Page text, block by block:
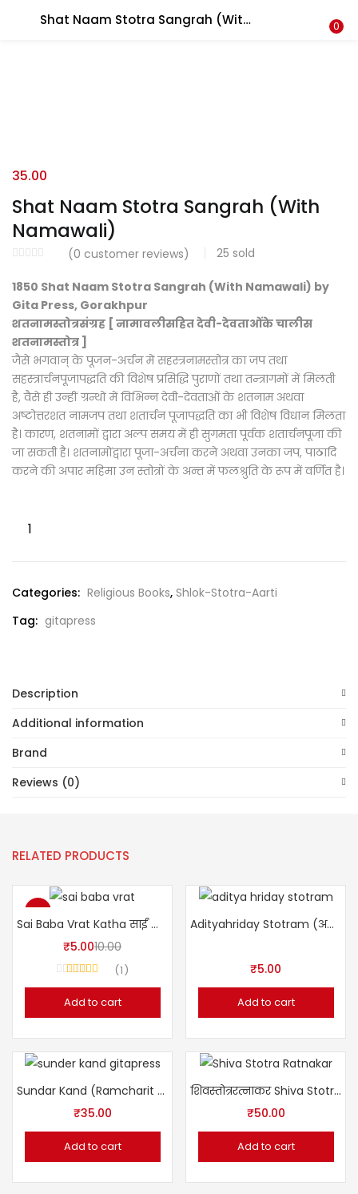
Shat Naam Stotra Sangrah (With Namawali) 0
Shat Naam Stotra Sangrah (With
Namawali)
(0 customer reviews) 25 sold
35.00
1850 Shat Naam Stotra Sangrah (With Namawali) by
Gita Press, Gorakhpur
शतनामस्तोत्रसंग्रह [ नामावलीसहित देवी-देवताओंके चालीस
शतनामस्तोत्र ]
जैसे भगवान्‌ के पूजन-अर्चन में सहस्त्रनामस्तोत्र का जप तथा
सहस्त्रार्चनपूजापद्धति की विशेष प्रसिद्धि पुराणों तथा तन्त्रागमों में मिलती
है, वैसे ही उन्हीं ग्रन्थों में विभिन्न देवी-देवताओं के शतनाम अथवा
अष्टोत्तरशत नामजप तथा शतार्चन पूजापद्धति का भी विशेष विधान मिलता
है। कारण, शतनामों द्वारा अल्प समय में ही सुगमता पूर्वक शतार्चनपूजा की
जा सकती है। शतनामोंद्वारा पूजा-अर्चना करने अथवा उनका जप, पाठादि
करने की अपार महिमा उन स्तोत्रों के अन्त में फलश्रुति के रूप में वर्णित है।
Categories: Religious Books, Shlok-Stotra-Aarti
Tag: gitapress
Description
Additional information
Brand
Reviews (0)
RELATED PRODUCTS
-50%
Sai Baba Vrat Katha साईं बाबा व्रत कथा
₹5.0010.00
1
Add to cart
Adityahriday Stotram (अदित्यहृदयस्तोत्रम् )
₹5.00
Add to cart
Sundar Kand (Ramcharit Manas) with Hindi
₹35.00
Add to cart
शिवस्तोत्ररत्नाकर Shiva Stotra Ratnakar
₹50.00
Add to cart
LOGIN REGISTER
Remember me
Login
Lost password?